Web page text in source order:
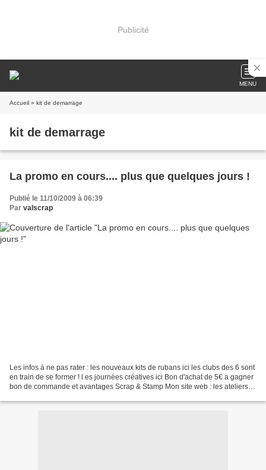
Publicité
MENU
Accueil » kit de demarrage
kit de demarrage
La promo en cours.... plus que quelques jours !
Publié le 11/10/2009 à 06:39
Par valscrap
Les infos à ne pas rater : les nouveaux kits de rubans ici les clubs des 6 sont
en train de se former ! l es journées créatives ici Bon d'achat de 5€ a gagner
bon de commande et avantages Scrap & Stamp Mon site web : les ateliers